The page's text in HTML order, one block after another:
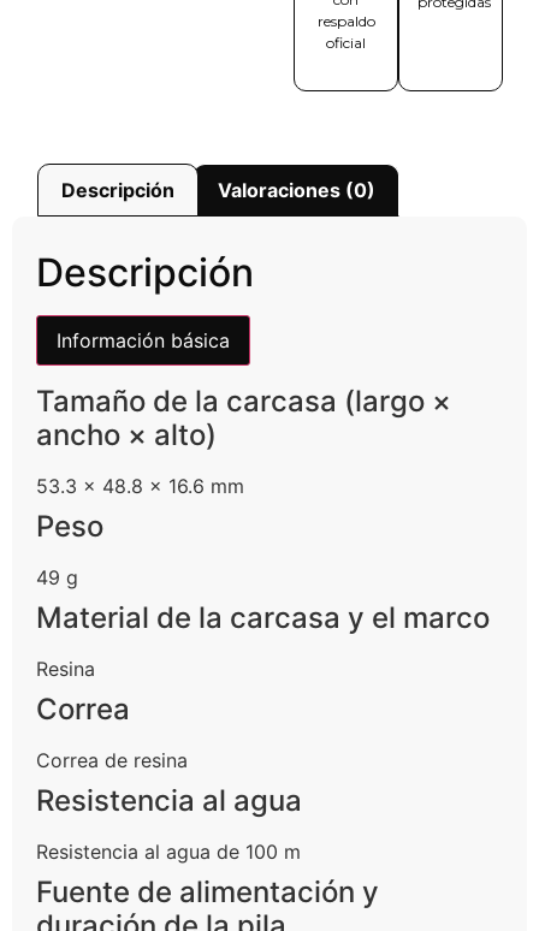
respaldo
oficial
Descripción Valoraciones (0)
Descripción
Información básica
Tamaño de la carcasa (largo ×
ancho × alto)
53.3 × 48.8 × 16.6 mm
Peso
49 g
Material de la carcasa y el marco
Resina
Correa
Correa de resina
Resistencia al agua
Resistencia al agua de 100 m
Fuente de alimentación y